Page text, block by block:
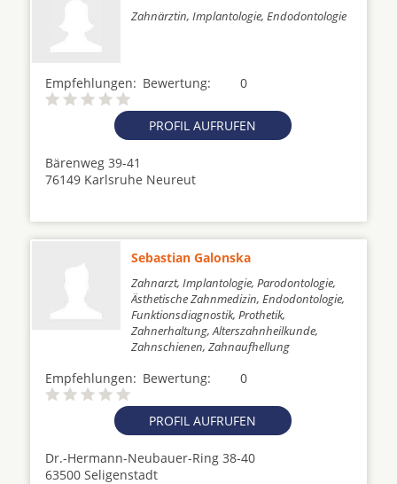
Zahnärztin, Implantologie, Endodontologie
Empfehlungen: 0
Bewertung:
PROFIL AUFRUFEN
Bärenweg 39-41
76149 Karlsruhe Neureut
Sebastian Galonska
Zahnarzt, Implantologie, Parodontologie,
Ästhetische Zahnmedizin, Endodontologie,
Funktionsdiagnostik, Prothetik,
Zahnerhaltung, Alterszahnheilkunde,
Zahnschienen, Zahnaufhellung
Empfehlungen: 0
Bewertung:
PROFIL AUFRUFEN
Dr.-Hermann-Neubauer-Ring 38-40
63500 Seligenstadt